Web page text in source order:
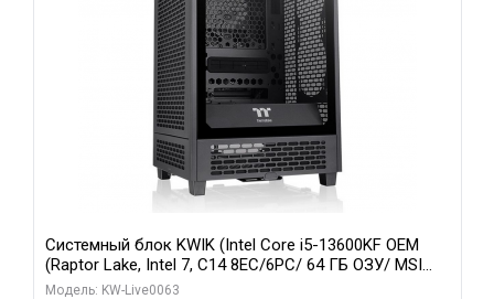
Системный блок KWIK (Intel Core i5-13600KF OEM
(Raptor Lake, Intel 7, C14 8EC/6PC/ 64 ГБ ОЗУ/ MSI
RTX5080 VENTUS 3X OC 16GB GDDR7 256bit 3xDP
Модель: KW-Live0063